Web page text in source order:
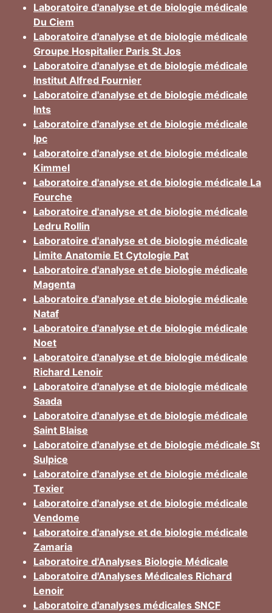
Laboratoire d'analyse et de biologie médicale
Du Ciem
Laboratoire d'analyse et de biologie médicale
Groupe Hospitalier Paris St Jos
Laboratoire d'analyse et de biologie médicale
Institut Alfred Fournier
Laboratoire d'analyse et de biologie médicale
Ints
Laboratoire d'analyse et de biologie médicale
Ipc
Laboratoire d'analyse et de biologie médicale
Kimmel
Laboratoire d'analyse et de biologie médicale La
Fourche
Laboratoire d'analyse et de biologie médicale
Ledru Rollin
Laboratoire d'analyse et de biologie médicale
Limite Anatomie Et Cytologie Pat
Laboratoire d'analyse et de biologie médicale
Magenta
Laboratoire d'analyse et de biologie médicale
Nataf
Laboratoire d'analyse et de biologie médicale
Noet
Laboratoire d'analyse et de biologie médicale
Richard Lenoir
Laboratoire d'analyse et de biologie médicale
Saada
Laboratoire d'analyse et de biologie médicale
Saint Blaise
Laboratoire d'analyse et de biologie médicale St
Sulpice
Laboratoire d'analyse et de biologie médicale
Texier
Laboratoire d'analyse et de biologie médicale
Vendome
Laboratoire d'analyse et de biologie médicale
Zamaria
Laboratoire d'Analyses Biologie Médicale
Laboratoire d'Analyses Médicales Richard
Lenoir
Laboratoire d'analyses médicales SNCF